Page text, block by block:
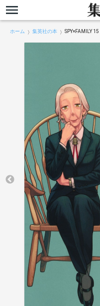
ホーム 集英社の本 SPY×FAMILY 15